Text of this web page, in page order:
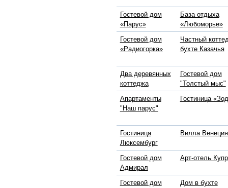
Гостевой дом
«Парус»
База отдыха
«Любоморье»
Гостевой дом
«Радиогорка»
Частный
бухте Казачья
Два деревянных
коттеджа
Гостевой дом
"Толстый мыс"
Апартаменты
"Наш парус"
Гостиница
Гостиница
Люксембург
Вилла Венеция
Гостевой дом
Адмирал
Арт-отель
Гостевой дом
Дом в бухте